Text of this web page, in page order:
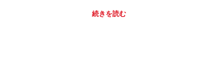
続きを読む